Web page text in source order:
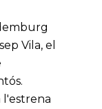
Vila, el
l'estrena